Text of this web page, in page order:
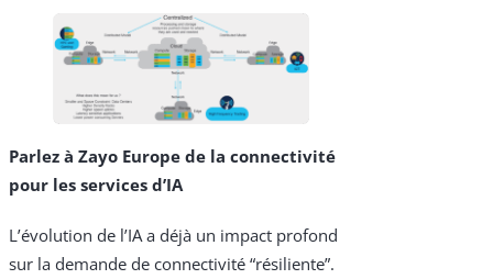
Parlez à Zayo Europe de la connectivité
pour les services d’IA
L’évolution de l’IA a déjà un impact profond
sur la demande de connectivité “résiliente”.